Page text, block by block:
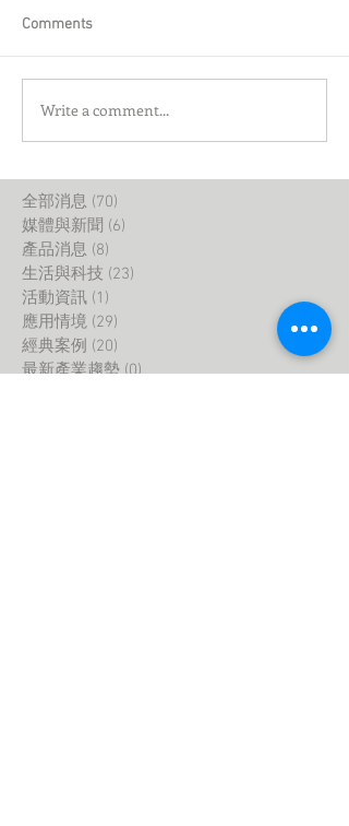
Comments
Write a comment...
全部消息 (70)
媒體與新聞 (6)
產品消息 (8)
生活與科技 (23)
活動資訊 (1)
應用情境 (29)
經典案例 (20)
最新產業趨勢 (0)0 posts